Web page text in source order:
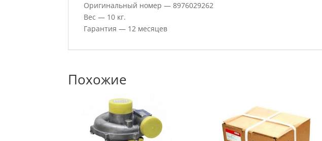
Оригинальный номер — 8976029262
Вес — 10 кг.
Гарантия — 12 месяцев
Похожие